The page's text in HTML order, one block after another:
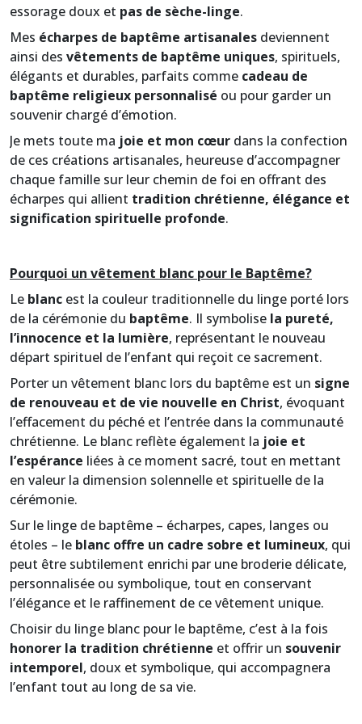
essorage doux et pas de sèche-linge.
Mes écharpes de baptême artisanales deviennent
ainsi des vêtements de baptême uniques, spirituels,
élégants et durables, parfaits comme cadeau de
baptême religieux personnalisé ou pour garder un
souvenir chargé d’émotion.
Je mets toute ma joie et mon cœur dans la confection
de ces créations artisanales, heureuse d’accompagner
chaque famille sur leur chemin de foi en offrant des
écharpes qui allient tradition chrétienne, élégance et
signification spirituelle profonde.
Pourquoi un vêtement blanc pour le Baptême?
Le blanc est la couleur traditionnelle du linge porté lors
de la cérémonie du baptême. Il symbolise la pureté,
l’innocence et la lumière, représentant le nouveau
départ spirituel de l’enfant qui reçoit ce sacrement.
Porter un vêtement blanc lors du baptême est un signe
de renouveau et de vie nouvelle en Christ, évoquant
l’effacement du péché et l’entrée dans la communauté
chrétienne. Le blanc reflète également la joie et
l’espérance liées à ce moment sacré, tout en mettant
en valeur la dimension solennelle et spirituelle de la
cérémonie.
Sur le linge de baptême – écharpes, capes, langes ou
étoles – le blanc offre un cadre sobre et lumineux, qui
peut être subtilement enrichi par une broderie délicate,
personnalisée ou symbolique, tout en conservant
l’élégance et le raffinement de ce vêtement unique.
Choisir du linge blanc pour le baptême, c’est à la fois
honorer la tradition chrétienne et offrir un souvenir
intemporel, doux et symbolique, qui accompagnera
l’enfant tout au long de sa vie.